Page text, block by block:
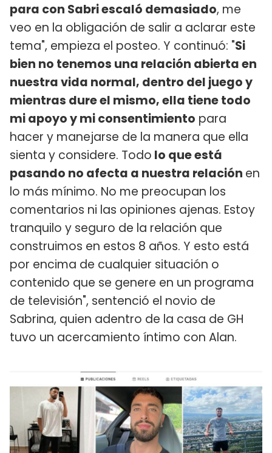
para con Sabri escaló demasiado, me
veo en la obligación de salir a aclarar este
tema", empieza el posteo. Y continuó: "Si
bien no tenemos una relación abierta en
nuestra vida normal, dentro del juego y
mientras dure el mismo, ella tiene todo
mi apoyo y mi consentimiento para
hacer y manejarse de la manera que ella
sienta y considere. Todo lo que está
pasando no afecta a nuestra relación en
lo más mínimo. No me preocupan los
comentarios ni las opiniones ajenas. Estoy
tranquilo y seguro de la relación que
construimos en estos 8 años. Y esto está
por encima de cualquier situación o
contenido que se genere en un programa
de televisión", sentenció el novio de
Sabrina, quien adentro de la casa de GH
tuvo un acercamiento íntimo con Alan.